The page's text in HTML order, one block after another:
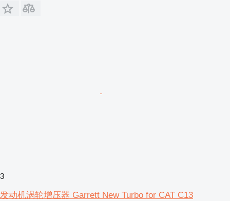
3
发动机涡轮增压器 Garrett New Turbo for CAT C13